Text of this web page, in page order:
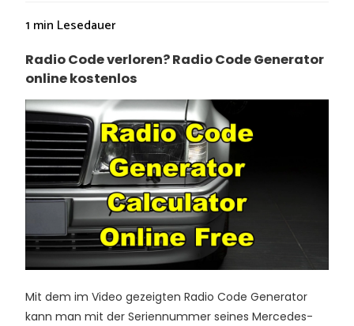
1 min Lesedauer
Radio Code verloren? Radio Code Generator
online kostenlos
Mit dem im Video gezeigten Radio Code Generator
kann man mit der Seriennummer seines Mercedes-